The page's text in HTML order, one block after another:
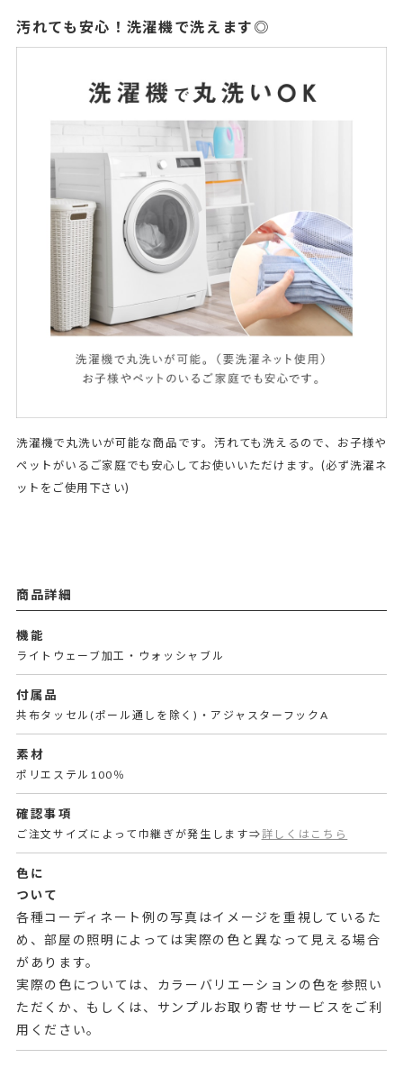
汚れても安心！洗濯機で洗えます◎
洗濯機で丸洗いが可能な商品です。汚れても洗えるので、お子様や
ペットがいるご家庭でも安心してお使いいただけます。(必ず洗濯ネ
ットをご使用下さい)
商品詳細
機能
ライトウェーブ加工・ウォッシャブル
付属品
共布タッセル(ポール通しを除く)・アジャスターフックA
素材
ポリエステル100％
確認事項
ご注文サイズによって巾継ぎが発生します⇒詳しくはこちら
色に
ついて
各種コーディネート例の写真はイメージを重視しているた
め、部屋の照明によっては実際の色と異なって見える場合
があります。
実際の色については、カラーバリエーションの色を参照い
ただくか、もしくは、サンプルお取り寄せサービスをご利
用ください。